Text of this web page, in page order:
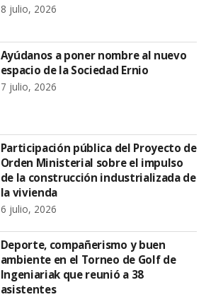
8 julio, 2026
Ayúdanos a poner nombre al nuevo
espacio de la Sociedad Ernio
7 julio, 2026
Participación pública del Proyecto de
Orden Ministerial sobre el impulso
de la construcción industrializada de
la vivienda
6 julio, 2026
Deporte, compañerismo y buen
ambiente en el Torneo de Golf de
Ingeniariak que reunió a 38
asistentes